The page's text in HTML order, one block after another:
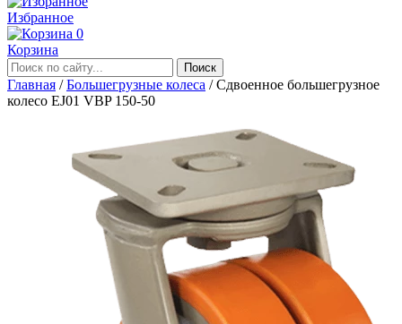
Избранное
0
Корзина
Главная /Большегрузные колеса /Сдвоенное большегрузное
колесо EJ01 VBP 150-50